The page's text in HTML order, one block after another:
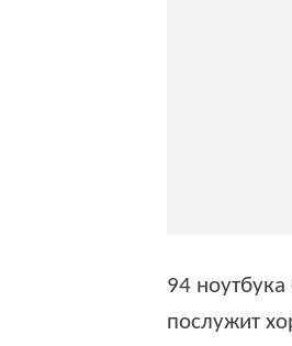
94
послужит